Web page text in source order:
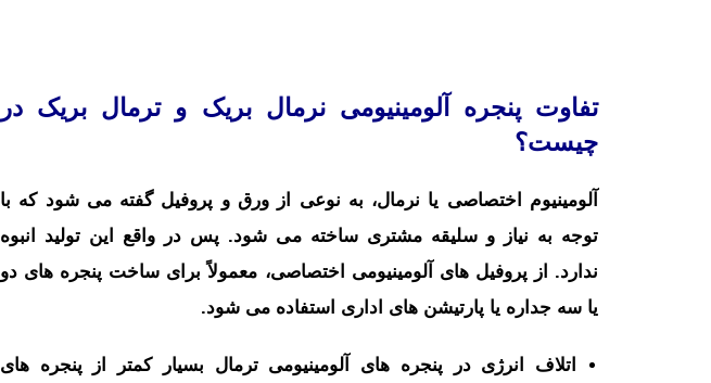
تفاوت پنجره آلومینیومی نرمال بریک و ترمال بریک در
چیست؟
آلومینیوم اختصاصی یا نرمال، به نوعی از ورق و پروفیل گفته می ‌شود که با
توجه به نیاز و سلیقه مشتری ساخته می‌ شود. پس در واقع این تولید انبوه
ندارد. از پروفیل ‌های آلومینیومی اختصاصی، معمولاً برای ساخت پنجره ‌های دو
یا سه جداره یا پارتیشن ‌های اداری استفاده می‌ شود.
اتلاف انرژی در پنجره های آلومینیومی ترمال بسیار کمتر از پنجره های